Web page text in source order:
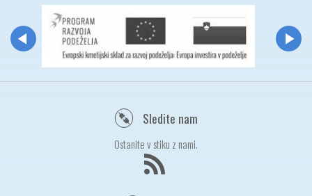
Sledite nam
Ostanite v stiku z nami.